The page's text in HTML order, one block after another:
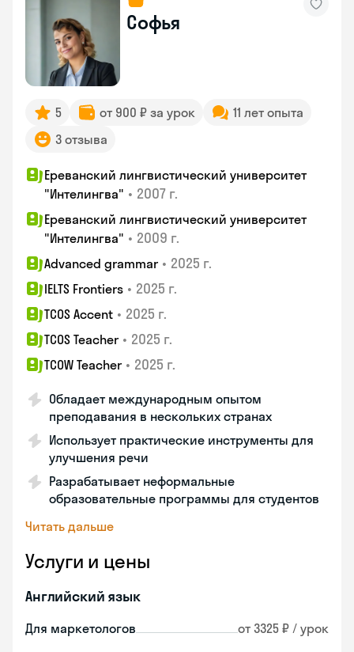
Софья
5 от 900 ₽ за урок
11 лет опыта
3 отзыва
Ереванский лингвистический университет
"Интелингва" • 2007 г.
Ереванский лингвистический университет
"Интелингва" • 2009 г.
Advanced grammar • 2025 г.
IELTS Frontiers • 2025 г.
TCOS Accent • 2025 г.
TCOS Teacher • 2025 г.
TCOW Teacher • 2025 г.
Обладает международным опытом
преподавания в нескольких странах
Использует практические инструменты для
улучшения речи
Разрабатывает неформальные
образовательные программы для студентов
Читать дальше
Услуги и цены
Английский язык
Для маркетологов от 3325 ₽ / урок